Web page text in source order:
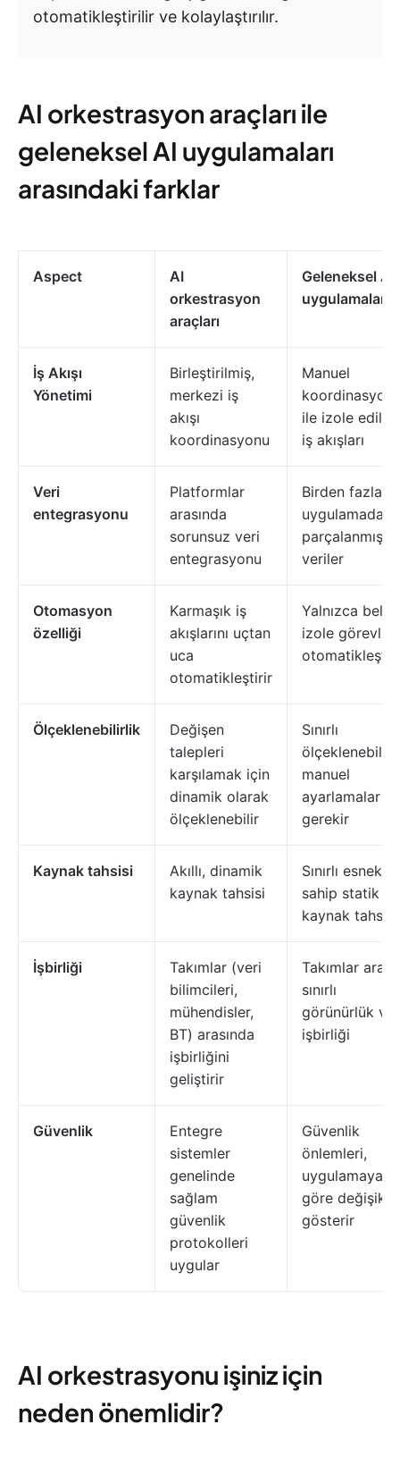
otomatikleştirilir ve kolaylaştırılır.
AI orkestrasyon araçları ile
geleneksel AI uygulamaları
arasındaki farklar
Aspect
AI
orkestrasyon
araçları
Geleneksel AI
uygulamaları
İş Akışı
Yönetimi
Birleştirilmiş,
merkezi iş
akışı
koordinasyonu
Manuel
koordinasyon
ile izole
iş akışları
Veri
entegrasyonu
Platformlar
arasında
sorunsuz veri
entegrasyonu
Birden fazla
uygulamada
parçalanmış
veriler
Otomasyon
özelliği
Karmaşık iş
akışlarını uçtan
uca
otomatikleştirir
Yalnızca
izole görevleri
Ölçeklenebilirlik
Değişen
talepleri
karşılamak için
dinamik olarak
ölçeklenebilir
Sınırlı
manuel
ayarlamalar
gerekir
Kaynak tahsisi
Akıllı, dinamik
kaynak tahsisi
Sınırlı
sahip statik
kaynak tahsisi
İşbirliği
Takımlar (veri
bilimcileri,
mühendisler,
BT) arasında
işbirliğini
geliştirir
Takımlar arası
sınırlı
görünürlük ve
işbirliği
Güvenlik
Entegre
sistemler
genelinde
sağlam
güvenlik
protokolleri
uygular
Güvenlik
önlemleri,
uygulamaya
göre değişiklik
gösterir
AI orkestrasyonu işiniz için
neden önemlidir?